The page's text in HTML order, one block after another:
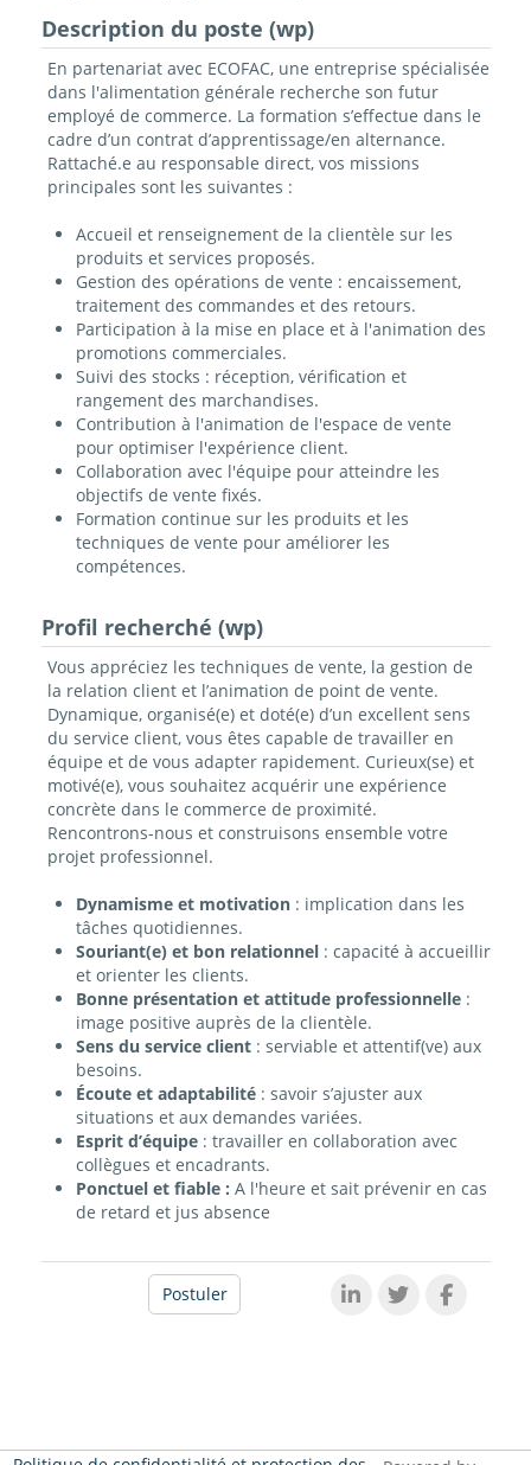
Description du poste (wp)
En partenariat avec ECOFAC, une entreprise spécialisée
dans l'alimentation générale recherche son futur
employé de commerce. La formation s’effectue dans le
cadre d’un contrat d’apprentissage/en alternance.
Rattaché.e au responsable direct, vos missions
principales sont les suivantes :
Accueil et renseignement de la clientèle sur les
produits et services proposés.
Gestion des opérations de vente : encaissement,
traitement des commandes et des retours.
Participation à la mise en place et à l'animation des
promotions commerciales.
Suivi des stocks : réception, vérification et
rangement des marchandises.
Contribution à l'animation de l'espace de vente
pour optimiser l'expérience client.
Collaboration avec l'équipe pour atteindre les
objectifs de vente fixés.
Formation continue sur les produits et les
techniques de vente pour améliorer les
compétences.
Profil recherché (wp)
Vous appréciez les techniques de vente, la gestion de
la relation client et l’animation de point de vente.
Dynamique, organisé(e) et doté(e) d’un excellent sens
du service client, vous êtes capable de travailler en
équipe et de vous adapter rapidement. Curieux(se) et
motivé(e), vous souhaitez acquérir une expérience
concrète dans le commerce de proximité.
Rencontrons-nous et construisons ensemble votre
projet professionnel.
Dynamisme et motivation: implication dans les
tâches quotidiennes.
Souriant(e) et bon relationnel: capacité à accueillir
et orienter les clients.
Bonne présentation et attitude professionnelle:
image positive auprès de la clientèle.
Sens du service client: serviable et attentif(ve) aux
besoins.
Écoute et adaptabilité: savoir s’ajuster aux
situations et aux demandes variées.
Esprit d’équipe: travailler en collaboration avec
collègues et encadrants.
Ponctuel et fiable : A l'heure et sait prévenir en cas
de retard et jus absence
Postuler